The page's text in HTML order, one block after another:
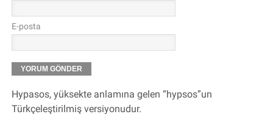
E-posta
Hypasos, yüksekte anlamına gelen “hypsos”un
Türkçeleştirilmiş versiyonudur.